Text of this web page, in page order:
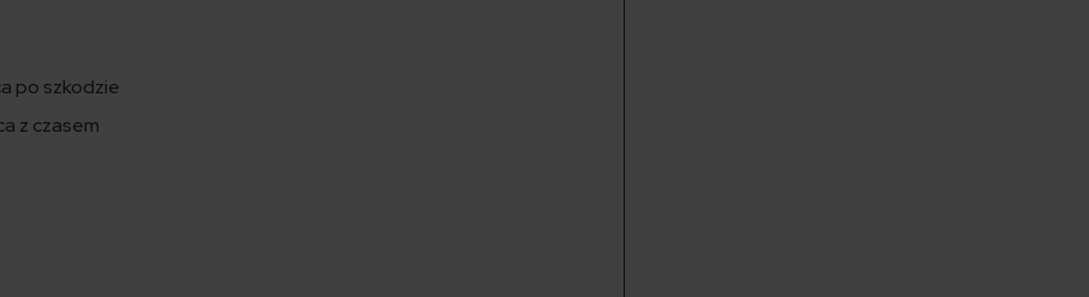
po szkodzie
z czasem